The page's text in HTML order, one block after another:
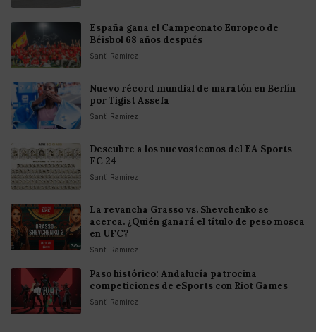
España gana el Campeonato Europeo de
Béisbol 68 años después
Santi Ramirez
Nuevo récord mundial de maratón en Berlín
por Tigist Assefa
Santi Ramirez
Descubre a los nuevos íconos del EA Sports
FC 24
Santi Ramirez
La revancha Grasso vs. Shevchenko se
acerca. ¿Quién ganará el título de peso mosca
en UFC?
Santi Ramirez
Paso histórico: Andalucía patrocina
competiciones de eSports con Riot Games
Santi Ramirez